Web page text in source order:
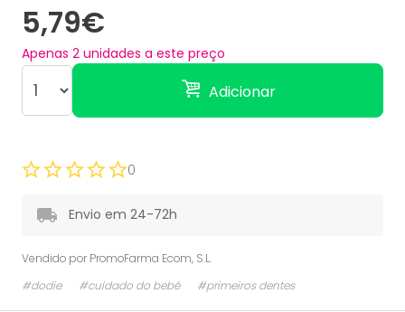
5,79€
Apenas 2 unidades a este preço
Adicionar
0
Envio em 24-72h
Vendido por PromoFarma Ecom, S.L.
#dodie
#cuidado do bebé #primeiros dentes